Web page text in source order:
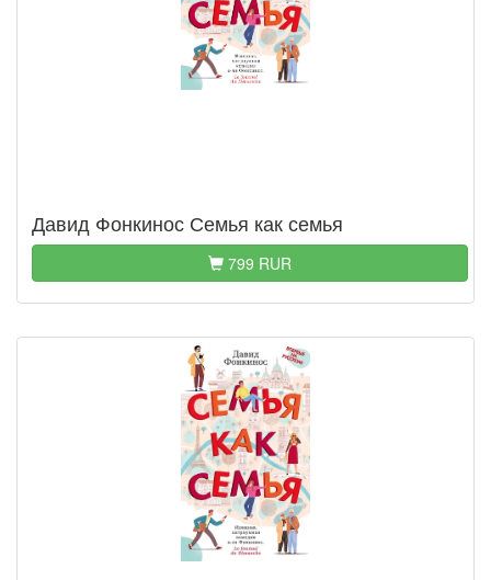
Давид Фонкинос Семья как семья
799 RUR